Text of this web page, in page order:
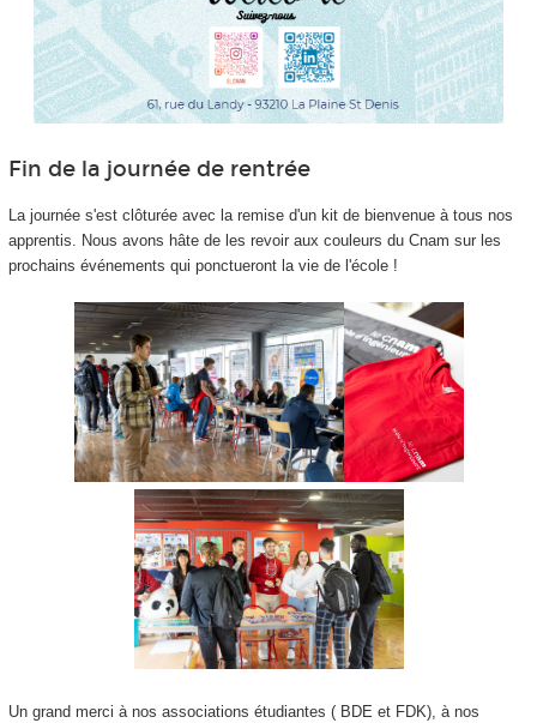
Fin de la journée de rentrée
La journée s'est clôturée avec la remise d'un kit de bienvenue à tous nos
apprentis. Nous avons hâte de les revoir aux couleurs du Cnam sur les
prochains événements qui ponctueront la vie de l'école !
Un grand merci à nos associations étudiantes ( BDE et FDK), à nos